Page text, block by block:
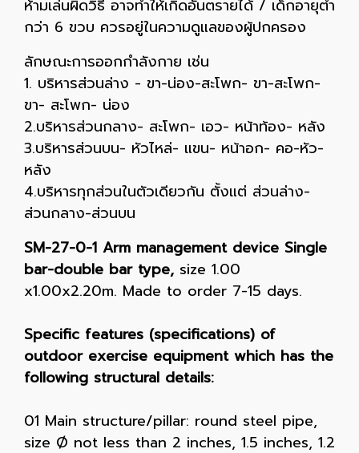
ห้ามเล่นผิดวิธี อาจทำให้เกิดอันตรายได้ / เด็กอายุต่ำ
กว่า 6 ขวบ ควรอยู่ในความดูแลของผู้ปกครอง
ลักษณะการออกกำลังกาย เช่น
1. บริหารส่วนล่าง - ขา-น่อง-สะโพก- ขา-สะโพก-
ขา- สะโพก- น่อง
2.บริหารส่วนกลาง- สะโพก- เอว- หน้าท้อง- หลัง
3.บริหารส่วนบน- หัวไหล่- แขน- หน้าอก- คอ-หัว-
หลัง
4.บริหารทุกส่วนในตัวเดียวกัน ตั้งแต่ ส่วนล่าง-
ส่วนกลาง-ส่วนบน
SM-27-0-1 Arm management device Single
bar-double bar type, size 1.00
x1.00x2.20m. Made to order 7-15 days.
Specific features (specifications) of
outdoor exercise equipment which has the
following structural details:
01 Main structure/pillar: round steel pipe,
size Ø not less than 2 inches, 1.5 inches, 1.2